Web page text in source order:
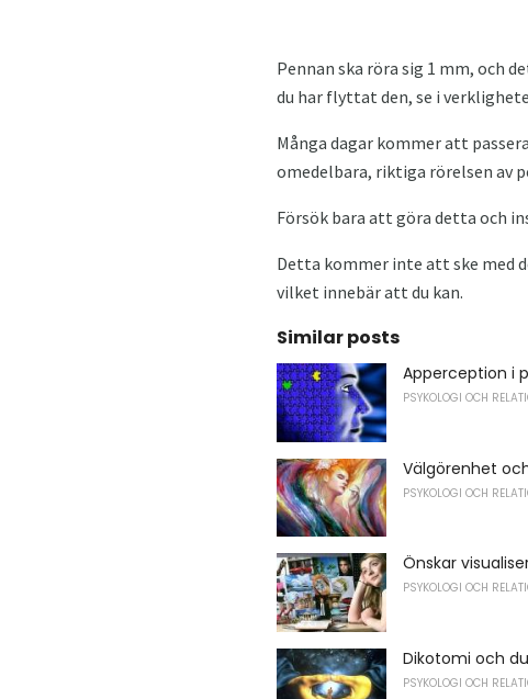
Pennan ska röra sig 1 mm, och
du har flyttat den, se i
Många dagar kommer att
omedelbara, riktiga rörelsen av
Försök bara att göra detta och
Detta kommer inte att ske med
vilket innebär att du kan.
Similar posts
Apperception i
PSYKOLOGI OCH
Välgörenhet
PSYKOLOGI OCH
Önskar
PSYKOLOGI OCH
Dikotomi och
PSYKOLOGI OCH